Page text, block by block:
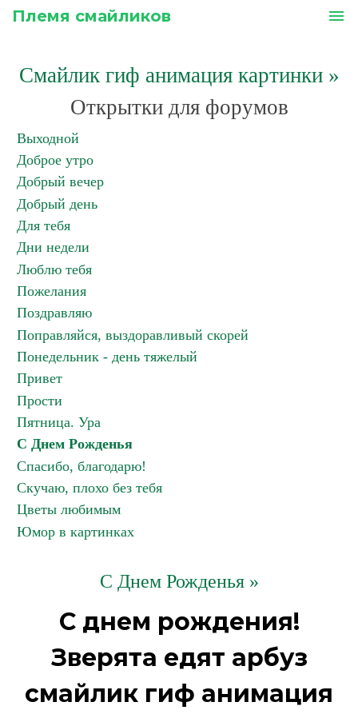
Племя смайликов menu
Смайлик гиф анимация картинки»
Открытки для форумов
Выходной
Доброе утро
Добрый вечер
Добрый день
Для тебя
Дни недели
Люблю тебя
Пожелания
Поздравляю
Поправляйся, выздоравливый скорей
Понедельник - день тяжелый
Привет
Прости
Пятница. Ура
С Днем Рожденья
Спасибо, благодарю!
Скучаю, плохо без тебя
Цветы любимым
Юмор в картинках
С Днем Рожденья »
С днем рождения!
Зверята едят арбуз
смайлик гиф анимация